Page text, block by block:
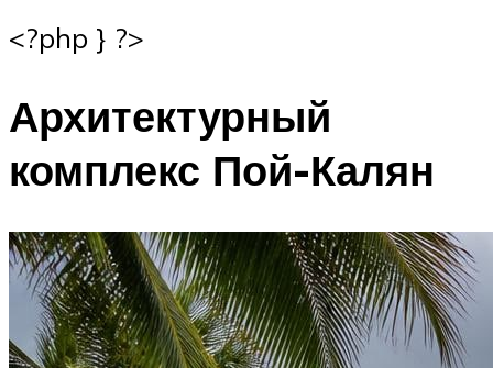
<?php } ?>
Архитектурный
комплекс Пой-Калян